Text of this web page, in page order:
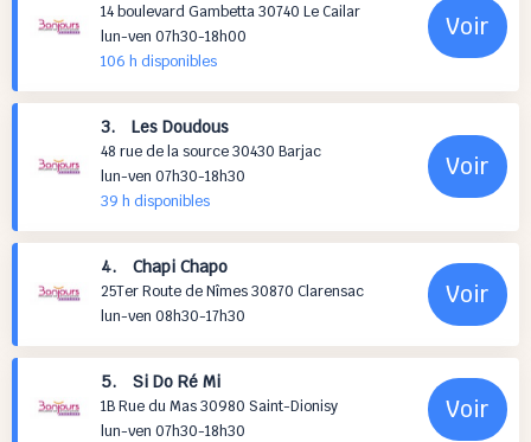
14 boulevard Gambetta 30740 Le Cailar
lun-ven 07h30-18h00
106 h disponibles
Voir
3. Les Doudous
48 rue de la source 30430 Barjac
lun-ven 07h30-18h30
39 h disponibles
Voir
4. Chapi Chapo
25Ter Route de Nîmes 30870 Clarensac
lun-ven 08h30-17h30
Voir
5. Si Do Ré Mi
1B Rue du Mas 30980 Saint-Dionisy
lun-ven 07h30-18h30
Voir